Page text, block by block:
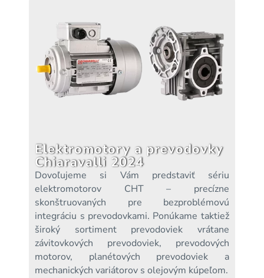
Elektromotory a prevodovky
Chiaravalli 2024
Dovoľujeme si Vám predstaviť sériu
elektromotorov CHT – precízne
skonštruovaných pre bezproblémovú
integráciu s prevodovkami. Ponúkame taktiež
široký sortiment prevodoviek vrátane
závitovkových prevodoviek, prevodových
motorov, planétových prevodoviek a
mechanických variátorov s olejovým kúpeľom.